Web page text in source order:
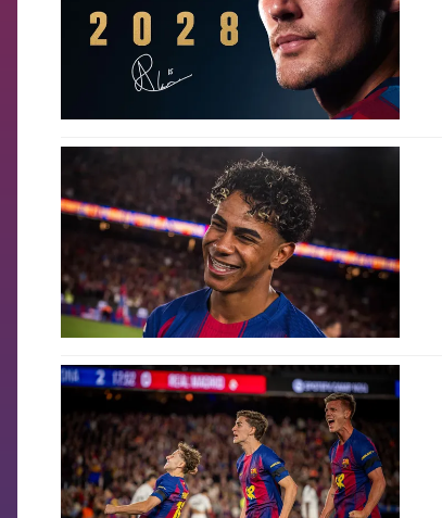
FCB Barcelona badge